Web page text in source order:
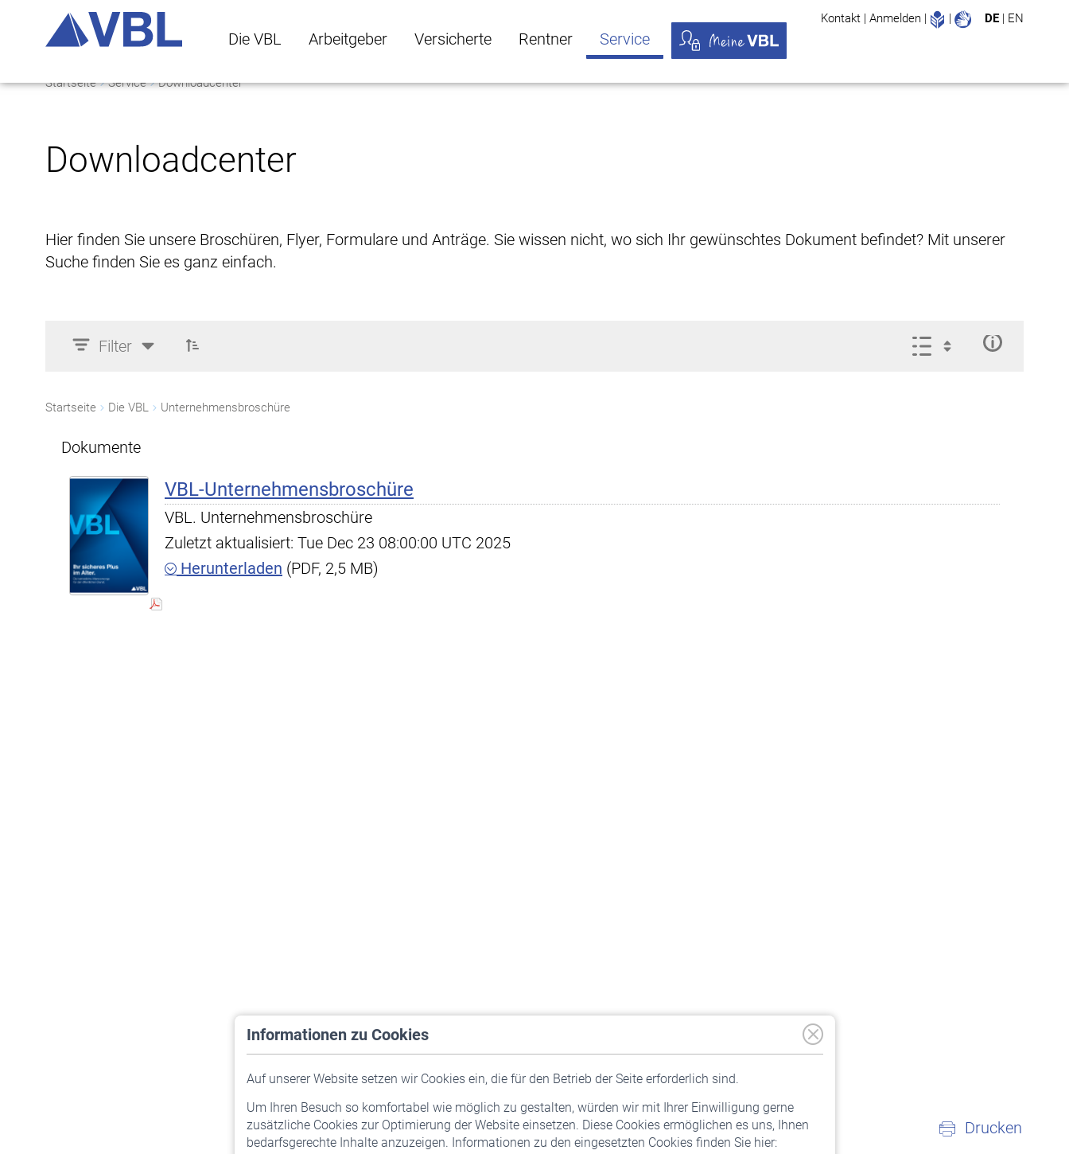
Die VBL Arbeitgeber Versicherte Rentner Service
Kontakt | Anmelden | Leichte Sprache
| DE | EN
Startseite Service Downloadcenter
Downloadcenter
Hier finden Sie unsere Broschüren, Flyer, Formulare und Anträge. Sie wissen nicht, wo sich Ihr gewünschtes Dokument befindet? Mit unserer
Suche finden Sie es ganz einfach.
Filter
Startseite Die VBL Unternehmensbroschüre
Dokumente
VBL-Unternehmensbroschüre
VBL. Unternehmensbroschüre
Zuletzt aktualisiert: Tue Dec 23 08:00:00 UTC 2025
Herunterladen (PDF, 2,5 MB)
Informationen zu Cookies
Auf unserer Website setzen wir Cookies ein, die für den Betrieb der Seite erforderlich sind.
Um Ihren Besuch so komfortabel wie möglich zu gestalten, würden wir mit Ihrer Einwilligung gerne
zusätzliche Cookies zur Optimierung der Website einsetzen. Diese Cookies ermöglichen es uns, Ihnen
bedarfsgerechte Inhalte anzuzeigen. Informationen zu den eingesetzten Cookies finden Sie hier:
Drucken